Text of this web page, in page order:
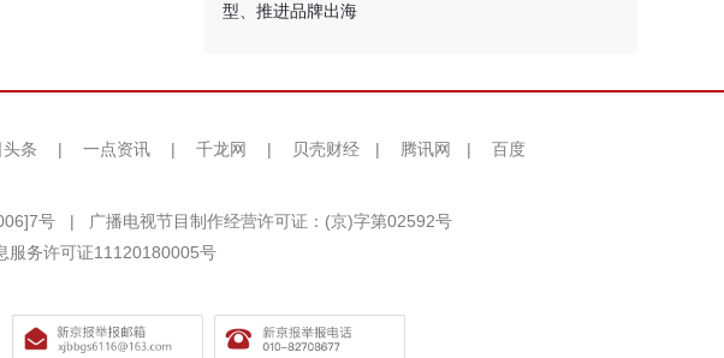
型、推进品牌出海
条 | 一点资讯 | 千龙网 | 贝壳财经 | 腾讯网 | 百度
号 |
广播电视节目制作经营许可证：(京)字第02592号
服务许可证11120180005号